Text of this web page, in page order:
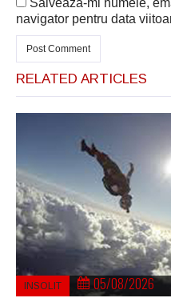
navigator pentru data
RELATED ARTICLES
INSOLIT 05/08/2026